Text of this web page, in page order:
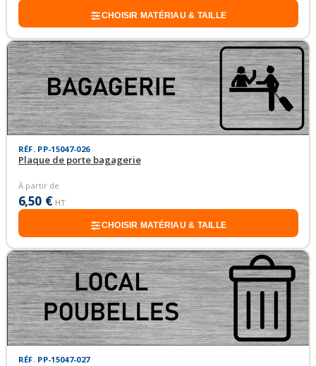
CHOISIR MATÉRIAU & TAILLE
RÉF. PP-15047-026
Plaque de porte bagagerie
À partir de
6,50 € HT
CHOISIR MATÉRIAU & TAILLE
RÉF. PP-15047-027